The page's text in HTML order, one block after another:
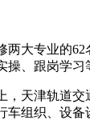
两大专业的
、跟岗学习
，天津轨道
车组织、设